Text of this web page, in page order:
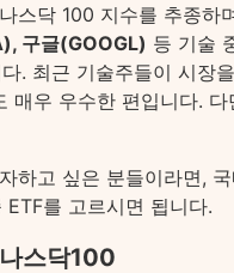
스닥 100 지수를 추종하
구글(GOOGL) 등 기술
. 최근 기술주들이 시장
매우 우수한 편입니다.
하고 싶은 분들이라면,
를 고르시면 됩니다.
스닥100